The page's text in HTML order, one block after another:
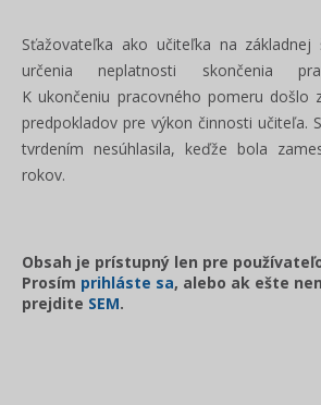
Sťažovateľka ako učiteľka na základnej
určenia neplatnosti skončenia
K ukončeniu pracovného pomeru došlo
predpokladov pre výkon činnosti učiteľa.
tvrdením nesúhlasila, keďže bola
rokov.
Obsah je prístupný len pre
Prosím prihláste sa, alebo ak ešte
prejdite SEM.